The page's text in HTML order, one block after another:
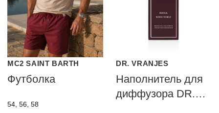
MC2 SAINT BARTH
Футболка
54, 56, 58
DR. VRANJES
Наполнитель для
диффузора DR.